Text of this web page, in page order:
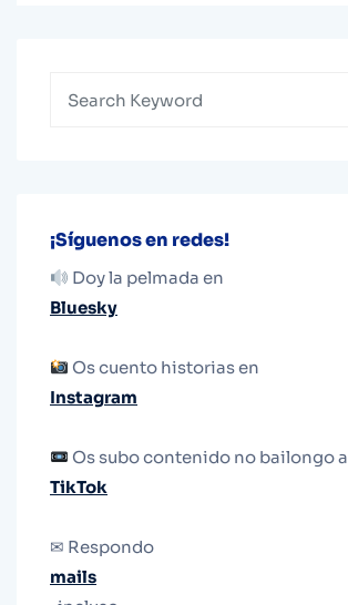
¡Síguenos en redes!
Doy la pelmada en
Bluesky
Os cuento historias en
Instagram
Os subo contenido no bailongo a
TikTok
✉ Respondo
mails